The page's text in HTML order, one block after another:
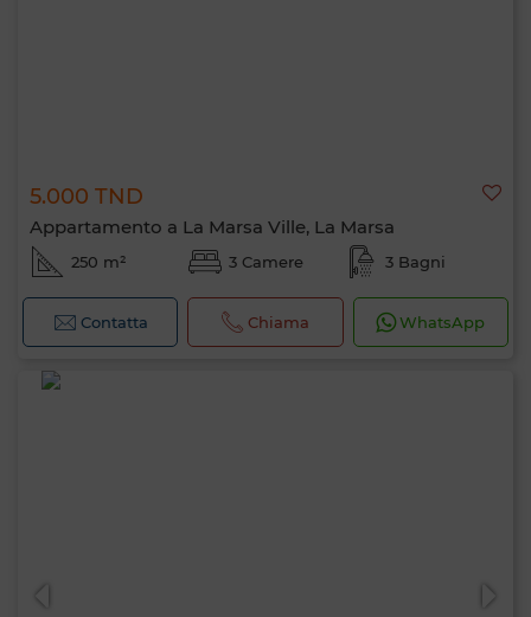
5.000 TND
Appartamento a La Marsa Ville, La Marsa
250 m² 3 Camere 3 Bagni
Contatta Chiama WhatsApp